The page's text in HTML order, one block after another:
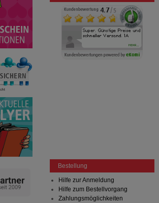
Bestellung
Hilfe zur Anmeldung
Hilfe zum Bestellvorgang
Zahlungsmöglichkeiten